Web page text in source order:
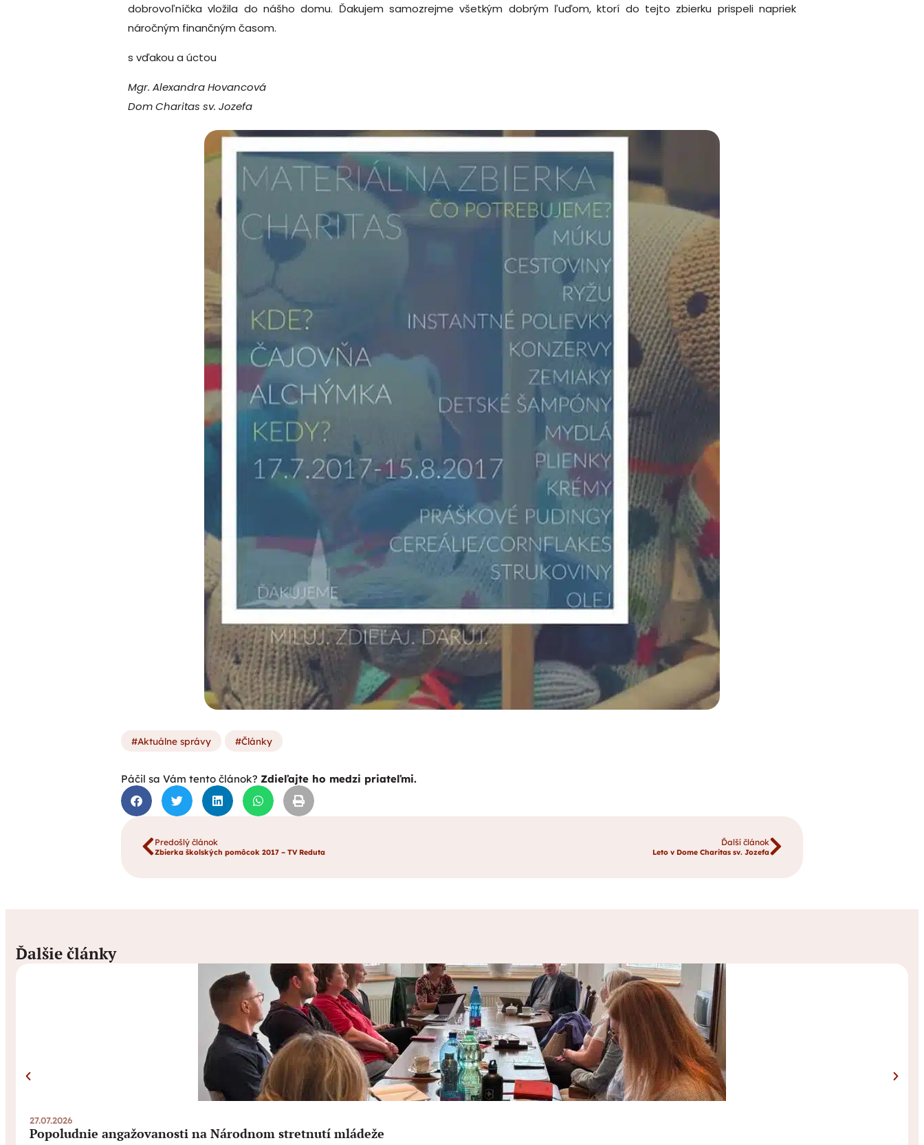
dobrovoľníčka vložila do nášho domu. Ďakujem samozrejme všetkým dobrým ľuďom, ktorí do tejto zbierku prispeli napriek
náročným finančným časom.
s vďakou a úctou
Mgr. Alexandra Hovancová
Dom Charitas sv. Jozefa
Aktuálne správy Články
Páčil sa Vám tento článok? Zdieľajte ho medzi priateľmi.
Predošlý článok
Zbierka školských pomôcok 2017 – TV Reduta
Ďalší článok
Leto v Dome Charitas sv. Jozefa
Ďalšie články
27.07.2026
Popoludnie angažovanosti na Národnom stretnutí mládeže